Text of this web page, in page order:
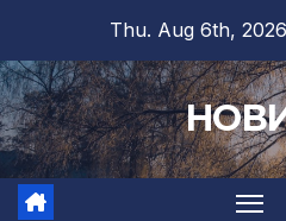
content
Thu. Aug 6th, 2026